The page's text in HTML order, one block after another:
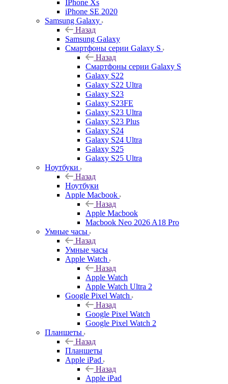
IPhone Xs
iPhone SE 2020
Samsung Galaxy
Назад
Samsung Galaxy
Смартфоны серии Galaxy S
Назад
Смартфоны серии Galaxy S
Galaxy S22
Galaxy S22 Ultra
Galaxy S23
Galaxy S23FE
Galaxy S23 Ultra
Galaxy S23 Plus
Galaxy S24
Galaxy S24 Ultra
Galaxy S25
Galaxy S25 Ultra
Ноутбуки
Назад
Ноутбуки
Apple Macbook
Назад
Apple Macbook
Macbook Neo 2026 A18 Pro
Умные часы
Назад
Умные часы
Apple Watch
Назад
Apple Watch
Apple Watch Ultra 2
Google Pixel Watch
Назад
Google Pixel Watch
Google Pixel Watch 2
Планшеты
Назад
Планшеты
Apple iPad
Назад
Apple iPad